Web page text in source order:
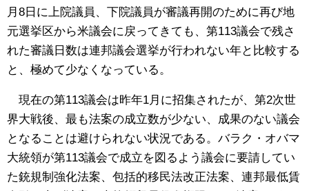
月8日に上院議員、下院議員が審議再開のために再び地
元選挙区から米議会に戻ってきても、第113議会で残さ
れた審議日数は連邦議会選挙が行われない年と比較する
と、極めて少なくなっている。
現在の第113議会は昨年1月に招集されたが、第2次世
界大戦後、最も法案の成立数が少ない、成果のない議会
となることは避けられない状況である。バラク・オバマ
大統領が第113議会で成立を図るよう議会に要請してい
た銃規制強化法案、包括的移民法改正法案、連邦最低賃